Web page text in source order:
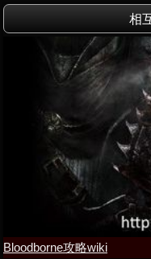
相
Bloodborne攻略wiki